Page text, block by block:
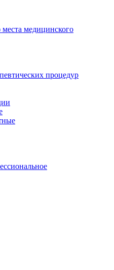
медицинского
процедур